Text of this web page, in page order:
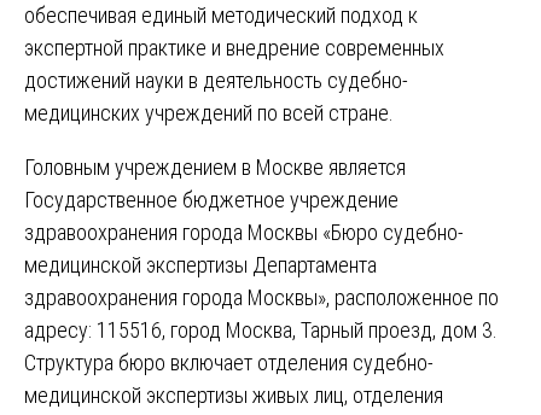
обеспечивая единый методический подход к
экспертной практике и внедрение современных
достижений науки в деятельность судебно-
медицинских учреждений по всей стране.
Головным учреждением в Москве является
Государственное бюджетное учреждение
здравоохранения города Москвы «Бюро судебно-
медицинской экспертизы Департамента
здравоохранения города Москвы», расположенное по
адресу: 115516, город Москва, Тарный проезд, дом 3.
Структура бюро включает отделения судебно-
медицинской экспертизы живых лиц, отделения